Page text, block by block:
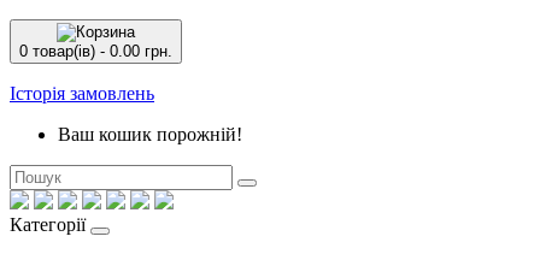
0 товар(ів) - 0.00 грн.
Історія замовлень
Ваш кошик порожній!
Категорії